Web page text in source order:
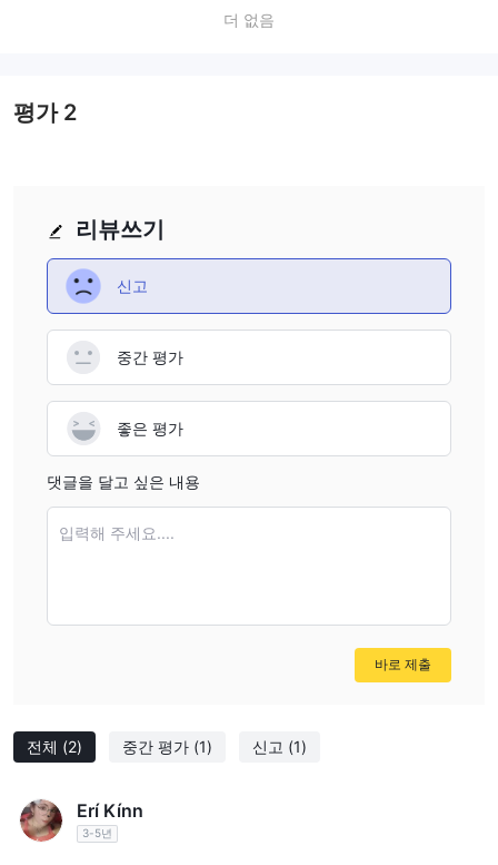
implies there is no active regulatory oversight. For anyone
could be risky. I always prioritize brokers with active and
verified regulation to ensure investor protection, which
더 없음
전체 (2) 중간 평가 (1) 신고 (1)
Erí Kínn
3-5년
리뷰쓰기
신고
중간 평가
좋은 평가
댓글을 달고 싶은 내용
입력해 주세요....
바로 제출
평가2